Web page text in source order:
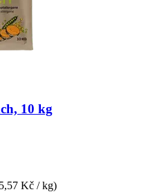
10 kg
Kč / kg)